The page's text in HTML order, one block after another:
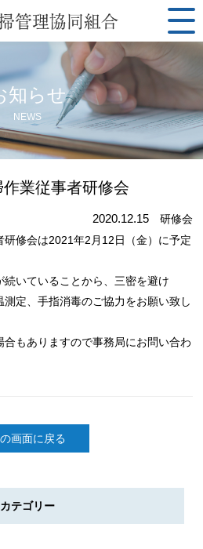
知らせ
NEWS
業従事者研修会
2020.12.15
研修会
研修会は2021年2月12日（金）に予定
続いていることから、三密を避け
定、手指消毒のご協力をお願い致し
もありますので事務局にお問い合わ
画面に戻る
カテゴリー